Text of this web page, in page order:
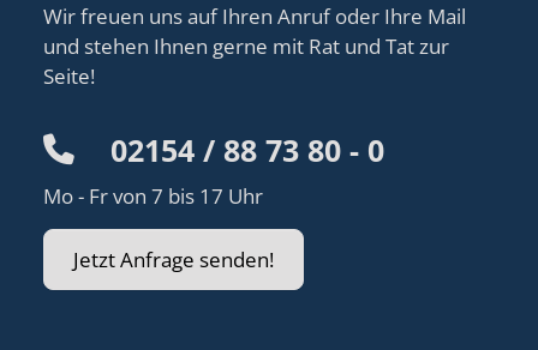
Wir freuen uns auf Ihren Anruf oder Ihre Mail
und stehen Ihnen gerne mit Rat und Tat zur
Seite!
02154 / 88 73 80 - 0
Mo - Fr von 7 bis 17 Uhr
Jetzt Anfrage senden!